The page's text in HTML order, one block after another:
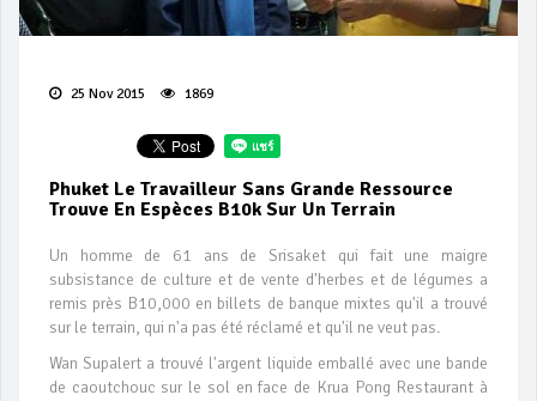
25 Nov 2015 1869
Phuket Le Travailleur Sans Grande Ressource
Trouve En Espèces B10k Sur Un Terrain
Un homme de 61 ans de Srisaket qui fait une maigre
subsistance de culture et de vente d'herbes et de légumes a
remis près B10,000 en billets de banque mixtes qu'il a trouvé
sur le terrain, qui n'a pas été réclamé et qu'il ne veut pas.
Wan Supalert a trouvé l'argent liquide emballé avec une bande
de caoutchouc sur le sol en face de Krua Pong Restaurant à